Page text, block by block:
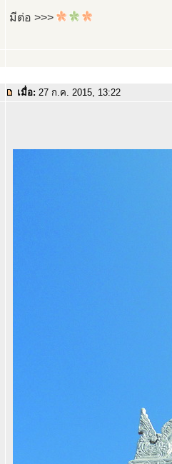
มีต่อ >>>
เมื่อ: 27 ก.ค. 2015, 13:22